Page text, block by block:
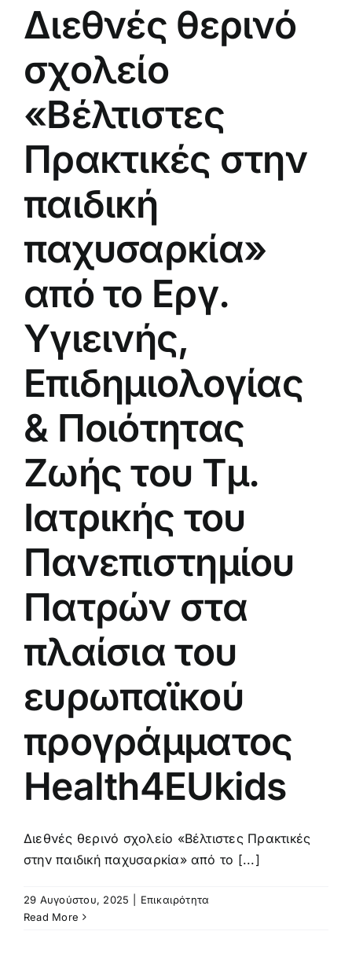
Διεθνές θερινό
σχολείο
«Βέλτιστες
Πρακτικές στην
παιδική
παχυσαρκία»
από το Εργ.
Υγιεινής,
Επιδημιολογίας
& Ποιότητας
Ζωής του Τμ.
Ιατρικής του
Πανεπιστημίου
Πατρών στα
πλαίσια του
ευρωπαϊκού
προγράμματος
Health4EUkids
Διεθνές θερινό σχολείο «Βέλτιστες Πρακτικές
στην παιδική παχυσαρκία» από το [...]
29 Αυγούστου, 2025
Επικαιρότητα
Read More